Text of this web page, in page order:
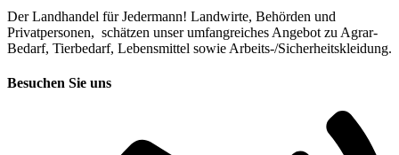
Der Landhandel für Jedermann! Landwirte, Behörden und
Privatpersonen, schätzen unser umfangreiches Angebot zu Agrar-
Bedarf, Tierbedarf, Lebensmittel sowie Arbeits-/Sicherheitskleidung.
Besuchen Sie uns